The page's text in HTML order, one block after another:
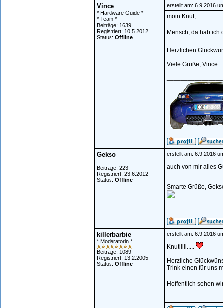
Vince
* Hardware Guide *
* Team *
Beiträge: 1639
Registriert: 10.5.2012
Status: Offline
erstellt am: 6.9.2016
moin Knut,
Mensch, da hab ich
Herzlichen
Viele Grüße, Vince
Gekso
Beiträge: 223
Registriert: 23.6.2012
Status: Offline
erstellt am: 6.9.2016
auch von mir alles
Smarte Grüße,
killerbarbie
* Moderatorin *
Beiträge: 1089
Registriert: 13.2.2005
Status: Offline
erstellt am: 6.9.2016
Knutiiiii.....
Herzliche
Trink einen für uns
Hoffentlich sehen